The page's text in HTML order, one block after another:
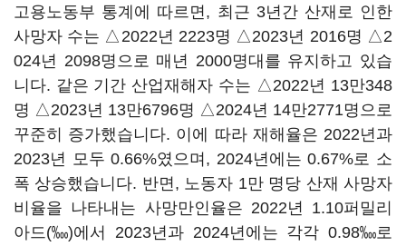
고용노동부 통계에 따르면, 최근 3년간 산재로 인한
사망자 수는 △2022년 2223명 △2023년 2016명 △2
024년 2098명으로 매년 2000명대를 유지하고 있습
니다. 같은 기간 산업재해자 수는 △2022년 13만348
명 △2023년 13만6796명 △2024년 14만2771명으로
꾸준히 증가했습니다. 이에 따라 재해율은 2022년과
2023년 모두 0.66%였으며, 2024년에는 0.67%로 소
폭 상승했습니다. 반면, 노동자 1만 명당 산재 사망자
비율을 나타내는 사망만인율은 2022년 1.10퍼밀리
아드(‱)에서 2023년과 2024년에는 각각 0.98‱로